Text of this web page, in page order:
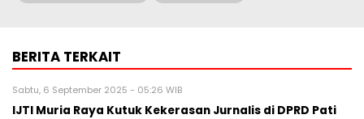
BERITA TERKAIT
Sabtu, 6 September 2025 - 05:26 WIB
IJTI Muria Raya Kutuk Kekerasan Jurnalis di DPRD Pati